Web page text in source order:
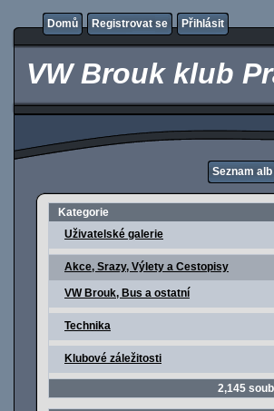
Domů Registrovat se Přihlásit
VW Brouk klub
Seznam alb
Kategorie
Uživatelské galerie
Akce, Srazy, Výlety a Cestopisy
VW Brouk, Bus a ostatní
Technika
Klubové záležitosti
2,145